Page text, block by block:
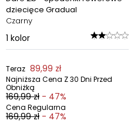
dziecięce Gradual
Czarny
1 kolor
Teraz 89,99 zł
Najniższa Cena Z 30 Dni Przed
Obniżką
169,99 zł - 47%
Cena Regularna
169,99 zł - 47%